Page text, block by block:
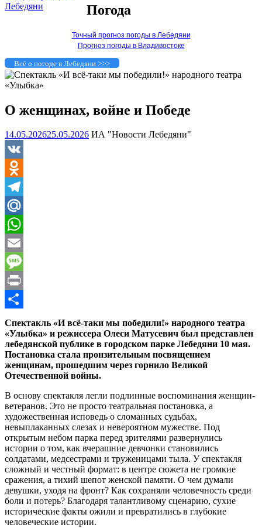
Погода
Точный прогноз погоды в Лебедяни
Прогноз погоды в Владивостоке
Всё о погоде в Лебедяни >>>
О женщинах, войне и Победе
14.05.202625.05.2026 ИА "Новости Лебедяни"
VK
Odnoklassniki
Telegram
Mail.Ru
WhatsApp
Email
Message
Print
Отправить
Спектакль «И всё-таки мы победили!» народного театра
«Улыбка» и режиссера Олеси Матусевич был представлен
лебедянской публике в городском парке Лебедяни 10 мая.
Постановка стала пронзительным посвящением
женщинам, прошедшим через горнило Великой
Отечественной войны.
В основу спектакля легли подлинные воспоминания женщин-
ветеранов. Это не просто театральная постановка, а
художественная исповедь о сломанных судьбах,
невыплаканных слезах и невероятном мужестве. Под
открытым небом парка перед зрителями развернулись
истории о том, как вчерашние девчонки становились
солдатами, медсестрами и труженицами тыла. У спектакля
сложный и честный формат: в центре сюжета не громкие
сражения, а тихий шепот женской памяти. О чем думали
девушки, уходя на фронт? Как сохраняли человечность среди
боли и потерь? Благодаря талантливому сценарию, сухие
исторические факты ожили и превратились в глубокие
человеческие истории.